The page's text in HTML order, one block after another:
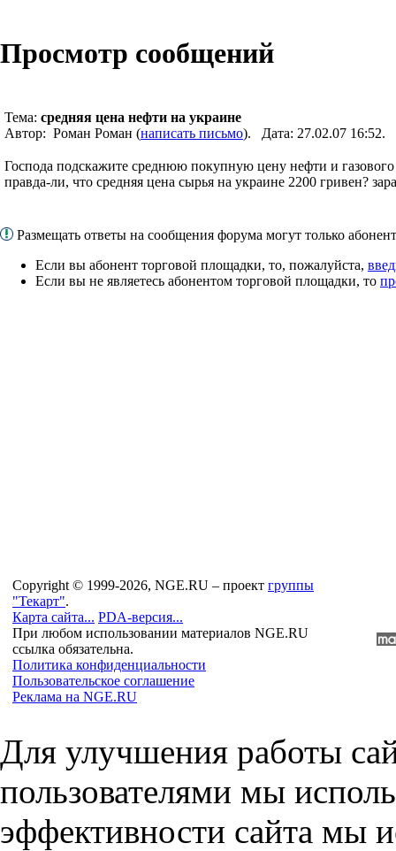
Просмотр сообщений
Тема: средняя цена нефти на украине
Автор: Роман Роман (написать письмо). Дата: 27.02.07
Господа подскажите среднюю покупную цену нефти и
правда-ли, что средняя цена сырья на украине 2200 гривен?
Размещать ответы на сообщения форума могут только
Если вы абонент торговой площадки, то, пожалуйста,
Если вы не являетесь абонентом торговой площадки, то
Copyright © 1999-2026, NGE.RU – проект группы
"Текарт".
Карта сайта... PDA-версия...
При любом использовании материалов NGE.RU
ссылка обязательна.
Политика конфиденциальности
Пользовательское соглашение
Реклама на NGE.RU
Для улучшения работы
пользователями мы
эффективности сайта мы